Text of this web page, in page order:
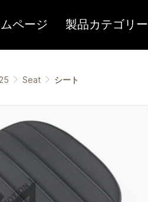
ページ 製品カテゴリー
Seat シート